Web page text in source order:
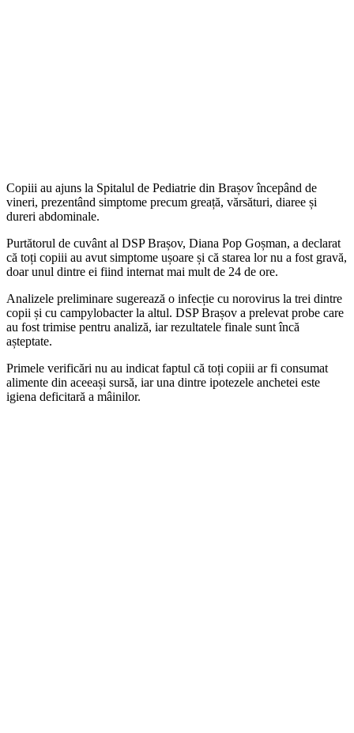
Copiii au ajuns la Spitalul de Pediatrie din Brașov începând de
vineri, prezentând simptome precum greață, vărsături, diaree și
dureri abdominale.
Purtătorul de cuvânt al DSP Brașov, Diana Pop Goșman, a declarat
că toți copiii au avut simptome ușoare și că starea lor nu a fost gravă,
doar unul dintre ei fiind internat mai mult de 24 de ore.
Analizele preliminare sugerează o infecție cu norovirus la trei dintre
copii și cu campylobacter la altul. DSP Brașov a prelevat probe care
au fost trimise pentru analiză, iar rezultatele finale sunt încă
așteptate.
Primele verificări nu au indicat faptul că toți copiii ar fi consumat
alimente din aceeași sursă, iar una dintre ipotezele anchetei este
igiena deficitară a mâinilor.